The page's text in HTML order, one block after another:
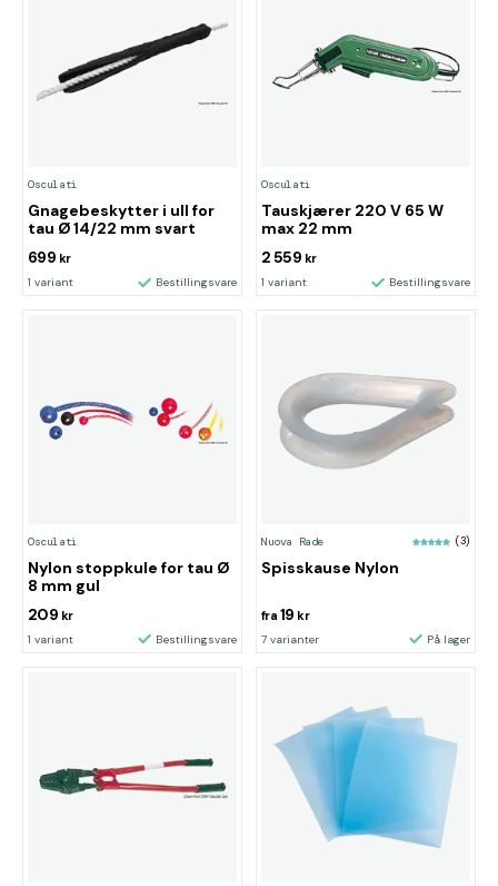
Osculati
Gnagebeskytter i ull for
tau Ø 14/22 mm svart
699 kr
1 variant Bestillingsvare
Osculati
Tauskjærer 220 V 65 W
max 22 mm
2 559 kr
1 variant Bestillingsvare
Osculati
Nylon stoppkule for tau Ø
8 mm gul
209 kr
1 variant Bestillingsvare
Nuova Rade (3)
Spisskause Nylon
fra 19 kr
7 varianter På lager